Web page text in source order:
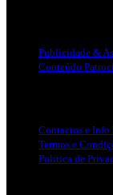
Publicidade &
Conteúdo
Contactos e Info
Termos e
Politica de